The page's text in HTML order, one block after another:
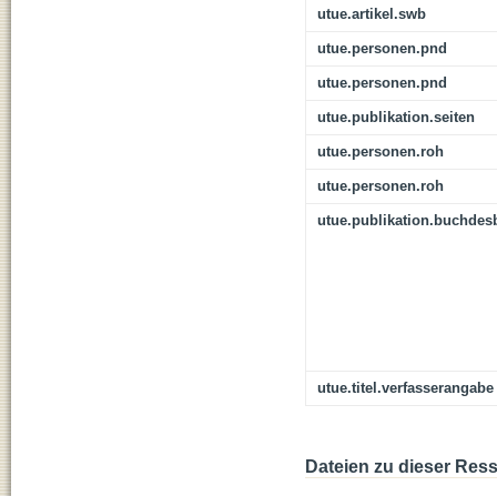
utue.artikel.swb
utue.personen.pnd
utue.personen.pnd
utue.publikation.seiten
utue.personen.roh
utue.personen.roh
utue.titel.verfasserangabe
Dateien zu dieser